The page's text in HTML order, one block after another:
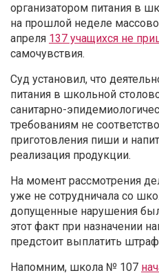
организатором питания в
на прошлой неделе
апреля 137 учащихся не
самочувствия.
Суд установил, что
питания в школьной
санитарно-
требованиям не
приготовления пиши и
реализация продукции.
На момент рассмотрения
уже не сотрудничала со
допущенные нарушения
этот факт при назначении
предстоит выплатить
Напомним, школа № 107